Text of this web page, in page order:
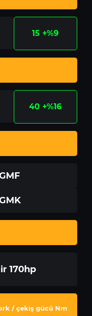
15 +%9
40 +%16
170hp
/ çekiş gücü Nm